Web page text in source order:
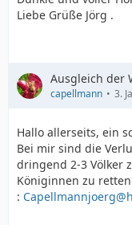
Liebe Grüße Jörg .
Ausgleich der
capellmann 3.
Hallo allerseits, ein
Bei mir sind die
dringend 2-3 Völker
Königinnen zu
: